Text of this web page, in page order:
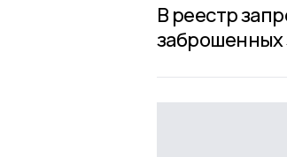
В реестр
заброшенных